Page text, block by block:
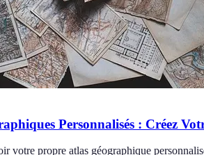
Personnalisés : Créez
votre propre atlas géographique